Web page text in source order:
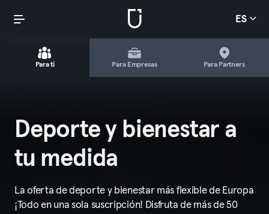
ES
Para ti Para Empresas Para Partners
Deporte y bienestar a
tu medida
La oferta de deporte y bienestar más flexible de Europa
¡Todo en una sola suscripción! Disfruta de más de 50